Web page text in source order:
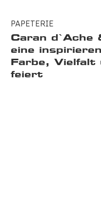
PAPETERIE
Caran d`Ache
eine
Farbe,
feiert